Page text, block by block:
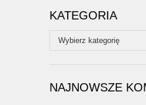
KATEGORIA
Kategoria
NAJNOWSZE